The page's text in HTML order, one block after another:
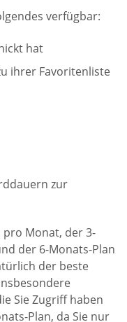
verfügbar:
hat
ihrer Favoritenliste
zur
pro Monat, der 3-
der 6-Monats-Plan
der beste
Sie Zugriff haben
Plan, da Sie nur